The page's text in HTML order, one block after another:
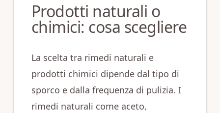
Prodotti naturali o
chimici: cosa scegliere
La scelta tra rimedi naturali e
prodotti chimici dipende dal tipo di
sporco e dalla frequenza di pulizia. I
rimedi naturali come aceto,